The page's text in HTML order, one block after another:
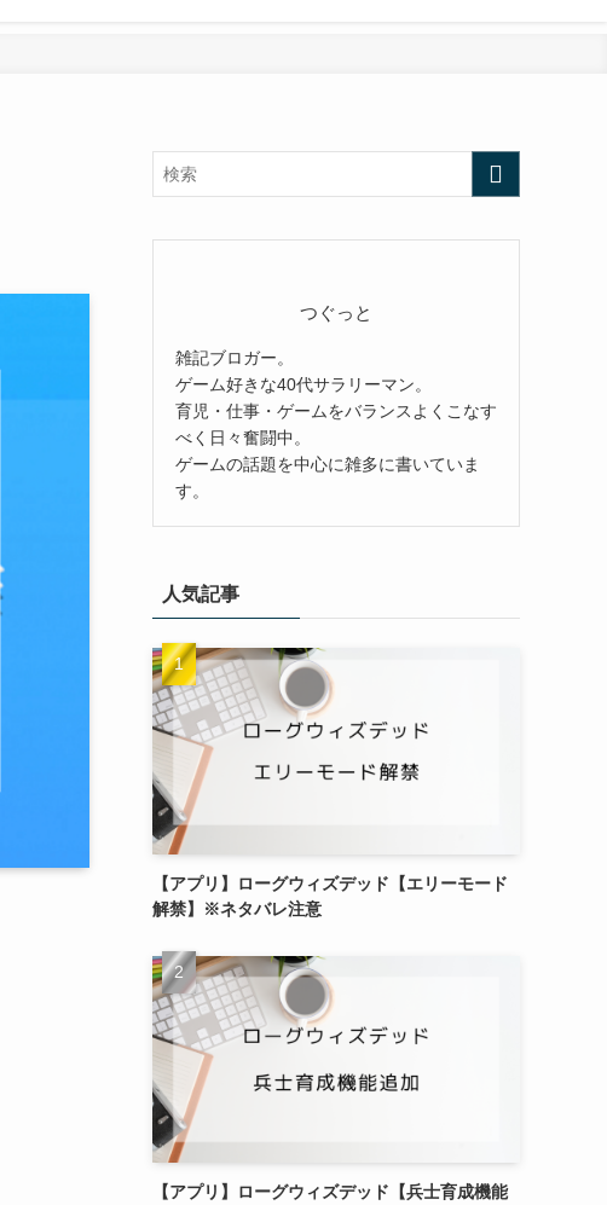
つぐっと
雑記ブロガー。
ゲーム好きな40代サラリーマン。
育児・仕事・ゲームをバランスよくこなす
べく日々奮闘中。
ゲームの話題を中心に雑多に書いていま
す。
人気記事
【アプリ】ローグウィズデッド【エリーモード
解禁】※ネタバレ注意
【アプリ】ローグウィズデッド【兵士育成機能